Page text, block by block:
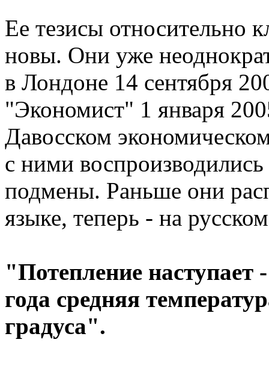
Ее тезисы относительно
новы. Они уже
в Лондоне 14 сентября
"Экономист" 1 января
Давосском
с ними
подмены. Раньше они
языке, теперь - на
"Потепление наступает
года средняя
градуса".